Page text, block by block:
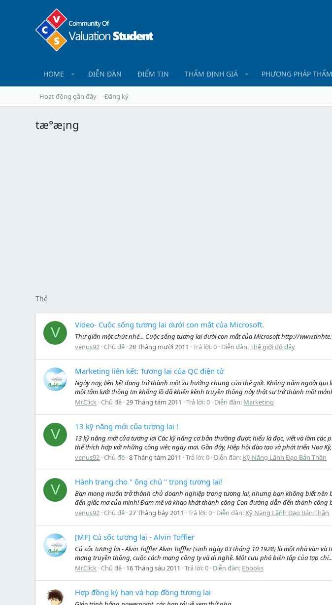
HOME DIỄN ĐÀN ĐIỂM TIN THẨM ĐỊNH GIÁ PHƯƠNG PHÁP
Hoạt động gần đây Đăng ký
tæ°æ¡ng
Thẻ
V
Video- Cuộc sống tương lai dưới con mắt của Microsoft.
Thư giãn một chút nhé... Cuộc sống tương lai dưới con mắt của Microsoft http://
venus92 Chủ đề 28 Tháng mười 2011 Trả lời: 0 Diễn đàn:Thế giới đó đây
Marketing liên kết: Tương lai của QC điện tử
Ngày nay, liên kết đang trở thành một xu hướng chung của thế giới. Không nằm ngoài
một tấm lưới thông tin khổng lồ đã khiến kênh truyền thông này thật sự trở thành một
Mr.Click Chủ đề 29 Tháng tám 2011 Trả lời: 0 Diễn đàn: Marketing
V
13 kỹ năng mới của tương lai !
13 kỹ năng mới của tương lai Các kỹ năng cơ bản thường được hiểu là đọc, viết và làm
thể thích hợp với những công việc ngày mai. Gần đây, Hiệp hội đào tạo và phát triển Hoa
venus92 Chủ đề 8 Tháng tám 2011 Trả lời: 0 Diễn đàn: Kỹ Năng Lãnh Đạo Bản Thân
V
Hành trang cho " ông chủ '' trong tương lai!
Bạn mong muốn trở thành chủ doanh nghiệp trong tương lai, nhưng bạn không biết
đến giấc mơ của mình! Đam mê và khao khát thành công Con đường dẫn đến thành công
venus92 Chủ đề 27 Tháng bảy 2011 Trả lời: 0 Diễn đàn: Kỹ Năng Lãnh Đạo Bản Thân
[MF] Cú sốc tương lai - Alvin Toffler
Cú sốc tương lai - Alvin Toffler Alvin Toffler (sinh ngày 03 tháng 10 1928) là một nhà văn
mạng truyền thông, cuộc cách mạng công ty và dị nghệ. Một cựu phó biên tập của tạp chí...
Mr.Click Chủ đề 16 Tháng sáu 2011 Trả lời: 0 Diễn đàn: Ebooks
Hợp đồng kỳ hạn và hợp đồng tương lai